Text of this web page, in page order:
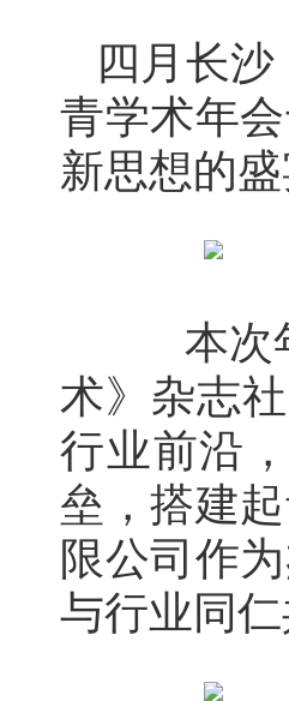
四月长
青学术年
新思想的
本次年
术》杂志
行业前沿
垒，搭建
限公司作
与行业同